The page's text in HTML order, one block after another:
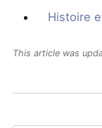
Histoire
This article was